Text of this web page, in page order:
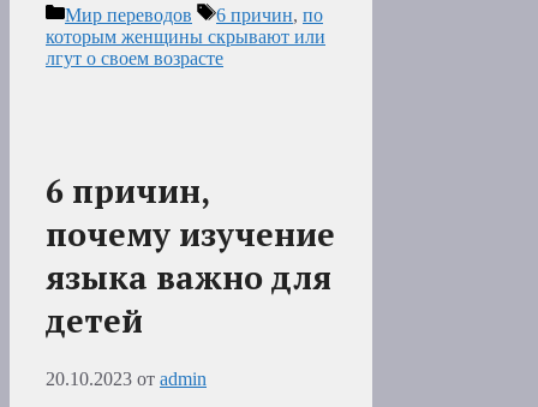
Рубрики
Мир переводов Метки
6 причин, по
которым женщины скрывают или
лгут о своем возрасте
6 причин,
почему изучение
языка важно для
детей
20.10.2023 от admin